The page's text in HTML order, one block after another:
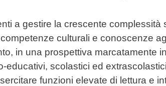
a gestire la crescente complessità
culturali e conoscenze
in una prospettiva marcatamente
educativi, scolastici ed
funzioni elevate di lettura e